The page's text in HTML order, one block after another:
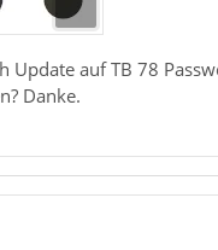
Update auf TB 78
Danke.